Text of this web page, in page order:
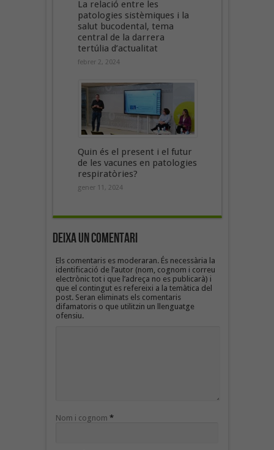
La relació entre les
patologies sistèmiques i la
salut bucodental, tema
central de la darrera
tertúlia d’actualitat
febrer 2, 2024
Quin és el present i el futur
de les vacunes en patologies
respiratòries?
gener 11, 2024
Deixa un Comentari
Els comentaris es moderaran. És necessària la
identificació de l’autor (nom, cognom i correu
electrònic tot i que l’adreça no es publicarà) i
que el contingut es refereixi a la temàtica del
post. Seran eliminats els comentaris
difamatoris o que utilitzin un llenguatge
ofensiu.
Nom i cognom *